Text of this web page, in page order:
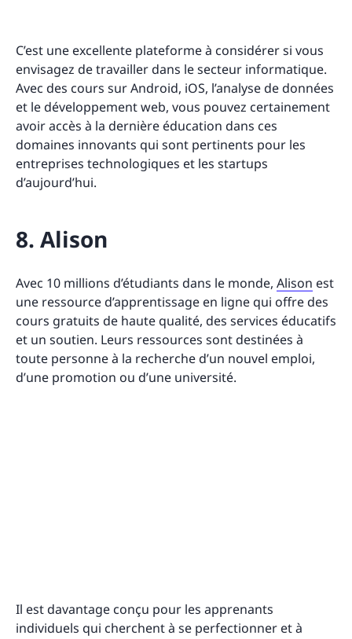
C’est une excellente plateforme à considérer si vous
envisagez de travailler dans le secteur informatique.
Avec des cours sur Android, iOS, l’analyse de données
et le développement web, vous pouvez certainement
avoir accès à la dernière éducation dans ces
domaines innovants qui sont pertinents pour les
entreprises technologiques et les startups
d’aujourd’hui.
8. Alison
Avec 10 millions d’étudiants dans le monde, Alison est
une ressource d’apprentissage en ligne qui offre des
cours gratuits de haute qualité, des services éducatifs
et un soutien. Leurs ressources sont destinées à
toute personne à la recherche d’un nouvel emploi,
d’une promotion ou d’une université.
Il est davantage conçu pour les apprenants
individuels qui cherchent à se perfectionner et à